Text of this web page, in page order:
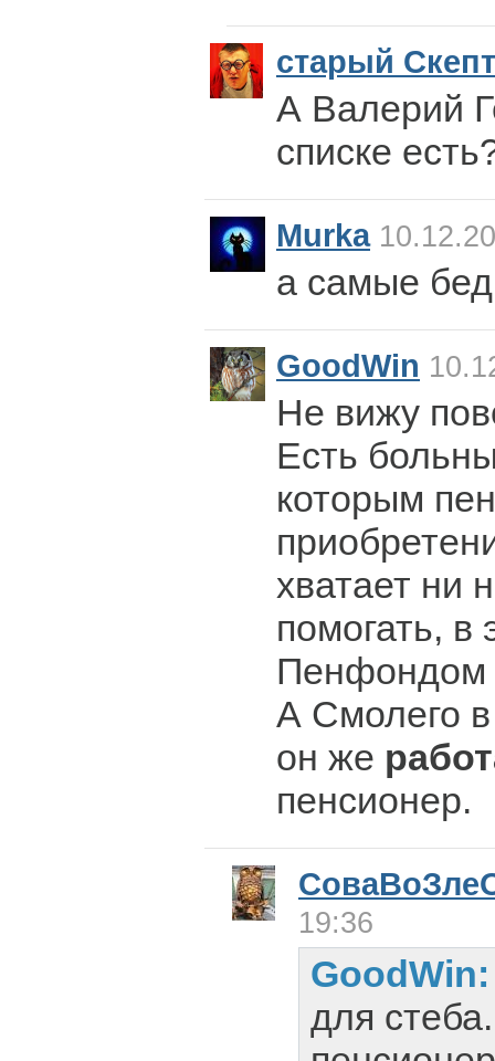
старый
А Валерий
списке
Murka
а самые
GoodWin
Не вижу
Есть
которым
хватает ни
помогать, в
Пенфондом
А Смолего в
он же
пенсионер.
19:36
для